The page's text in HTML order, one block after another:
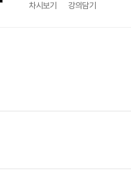
차시보기
강의담기